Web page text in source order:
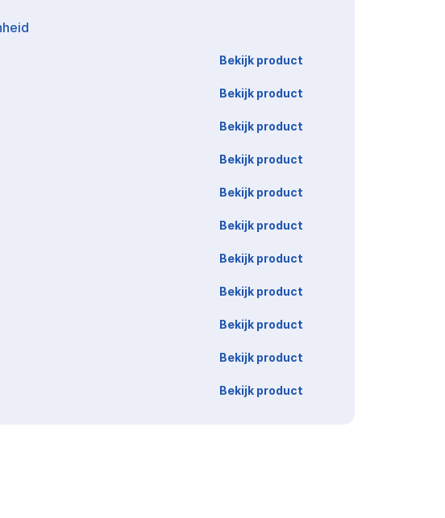
Bekijk product
Bekijk product
Bekijk product
Bekijk product
Bekijk product
Bekijk product
Bekijk product
Bekijk product
Bekijk product
Bekijk product
Bekijk product